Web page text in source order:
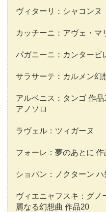
ヴィターリ：シャコンヌ
カッチーニ：アヴェ・マ
パガニーニ：カンタービ
サラサーテ：カルメン幻
アルベニス：タンゴ 作
アノソロ
ラヴェル：ツィガーヌ
フォーレ：夢のあとに 作
ショパン：ノクターン
ヴィエニャフスキ：グノ
麗なる幻想曲 作品20